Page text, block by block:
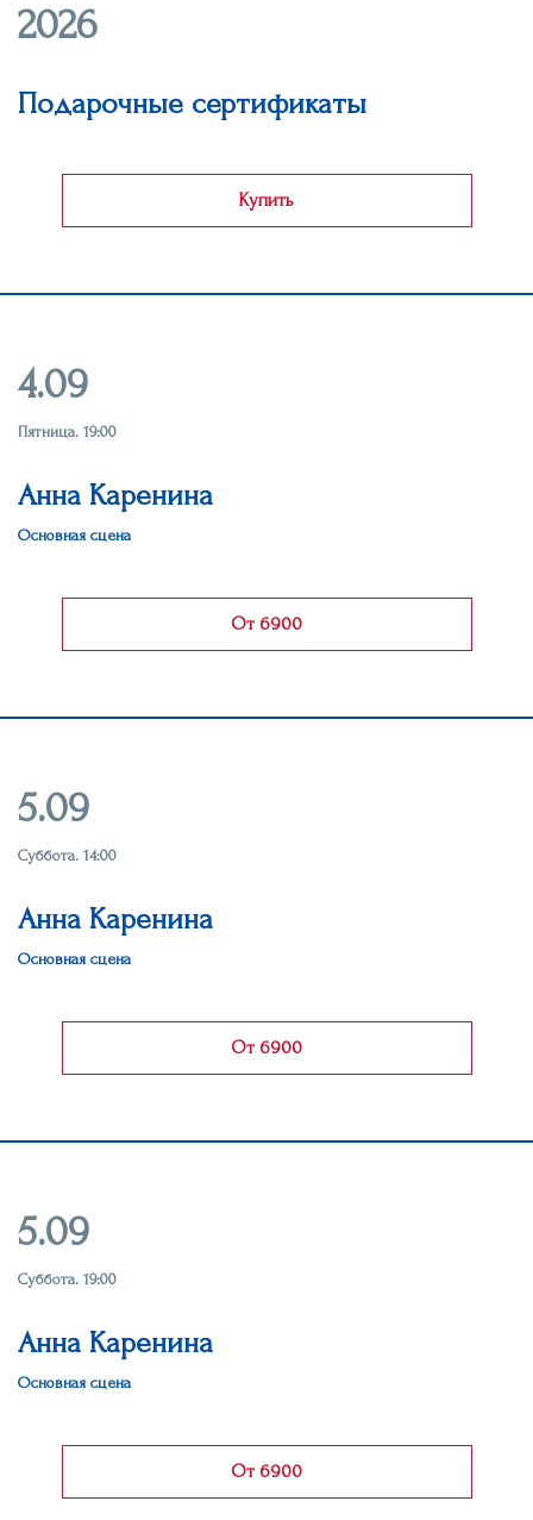
2026
Подарочные сертификаты
Купить
4.09
Пятница. 19:00
Анна Каренина
Основная сцена
От 6900
5.09
Суббота. 14:00
Анна Каренина
Основная сцена
От 6900
5.09
Суббота. 19:00
Анна Каренина
Основная сцена
От 6900